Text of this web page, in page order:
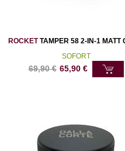
ROCKETTAMPER 58 2-IN-1 MATT
SOFORT
69,90€ 65,90€